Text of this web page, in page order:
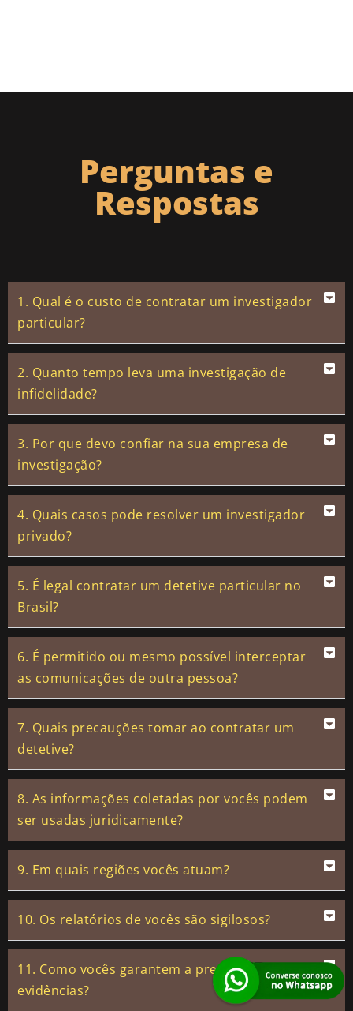
Perguntas e
Respostas
1. Qual é o custo de contratar um investigador
particular?
2. Quanto tempo leva uma investigação de
infidelidade?
3. Por que devo confiar na sua empresa de
investigação?
4. Quais casos pode resolver um investigador
privado?
5. É legal contratar um detetive particular no
Brasil?
6. É permitido ou mesmo possível interceptar
as comunicações de outra pessoa?
7. Quais precauções tomar ao contratar um
detetive?
8. As informações coletadas por vocês podem
ser usadas juridicamente?
9. Em quais regiões vocês atuam?
10. Os relatórios de vocês são sigilosos?
11. Como vocês garantem a precisão das
evidências?